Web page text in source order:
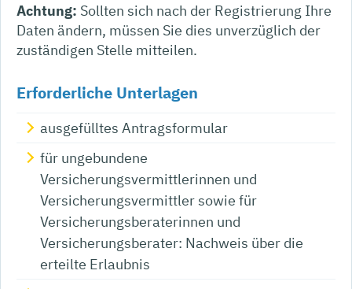
Achtung: Sollten sich nach der Registrierung Ihre
Daten ändern, müssen Sie dies unverzüglich der
zuständigen Stelle mitteilen.
Erforderliche Unterlagen
ausgefülltes Antragsformular
für ungebundene
Versicherungsvermittlerinnen und
Versicherungsvermittler sowie für
Versicherungsberaterinnen und
Versicherungsberater: Nachweis über die
erteilte Erlaubnis